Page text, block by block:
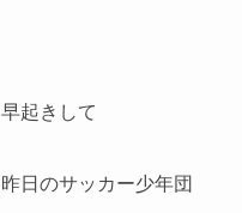
早起きして
昨日のサッカー少年団